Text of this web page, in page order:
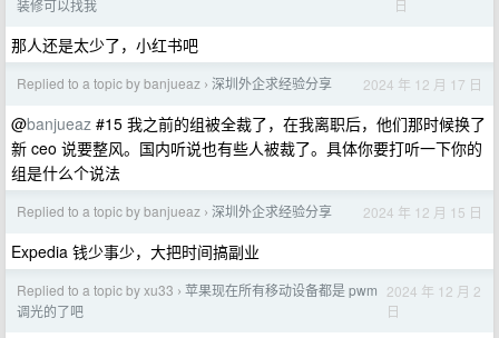
装修可以找我
日
那人还是太少了，小红书吧
Replied to a topic by banjueaz › 深圳外企求经验分享 2024 年 12 月 17 日
@banjueaz #15 我之前的组被全裁了，在我离职后，他们那时候换了
新 ceo 说要整风。国内听说也有些人被裁了。具体你要打听一下你的
组是什么个说法
Replied to a topic by banjueaz › 深圳外企求经验分享 2024 年 12 月 15 日
Expedia 钱少事少，大把时间搞副业
Replied to a topic by xu33 › 苹果现在所有移动设备都是 pwm
调光的了吧
2024 年 12 月 2
日